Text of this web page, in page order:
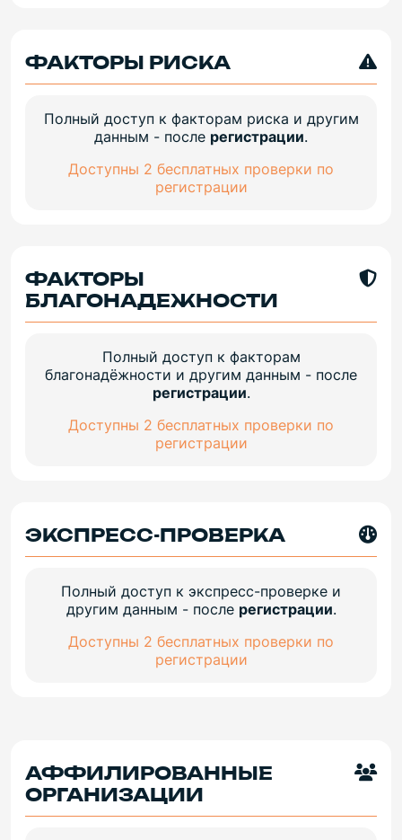
ФАКТОРЫ РИСКА
Полный доступ к факторам риска и другим
данным - после регистрации.
Доступны 2 бесплатных проверки по
регистрации
ФАКТОРЫ
БЛАГОНАДЕЖНОСТИ
Полный доступ к факторам
благонадёжности и другим данным - после
регистрации.
Доступны 2 бесплатных проверки по
регистрации
ЭКСПРЕСС-ПРОВЕРКА
Полный доступ к экспресс-проверке и
другим данным - после регистрации.
Доступны 2 бесплатных проверки по
регистрации
АФФИЛИРОВАННЫЕ
ОРГАНИЗАЦИИ